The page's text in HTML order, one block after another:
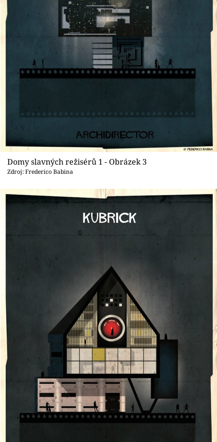
Domy slavných režisérů 1 - Obrázek 3
Zdroj: Frederico Babina